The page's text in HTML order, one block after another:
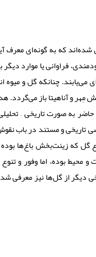
که به گونه‌ای معرف
فراوانی یا موارد دیگر
چنانکه گل و میوه‌
مِهر و آناهیتا باز می‌گردد.
به صورت تاریخی –
تاریخی و مستند در باب
گل که زینت‌بخش باغ‌ها
محیط بوده، اما وفور و تنوع
از گل‌ها نیز معرفی